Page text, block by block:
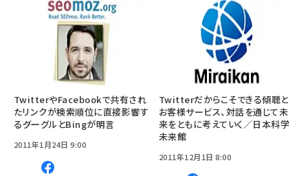
TwitterやFacebookで共有され
たリンクが検索順位に直接影響す
る――グーグルとBingが明言
2011年1月24日 9:00
Twitterだからこそできる傾聴と
お客様サービス、対話を通じて未
来をともに考えていく／日本科学
未来館
2011年12月1日 8:00